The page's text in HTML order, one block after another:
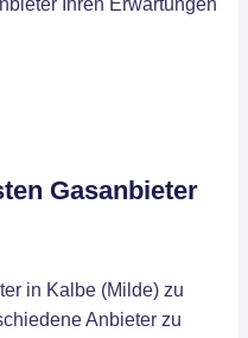
Ihren Erwartungen
Gasanbieter
in Kalbe (Milde) zu
Anbieter zu